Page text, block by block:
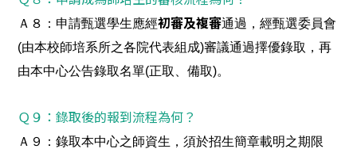
Ａ８：申請甄選學生應經初審及複審通過，經甄選委員會
(由本校師培系所之各院代表組成)審議通過擇優錄取，再
由本中心公告錄取名單(正取、備取)。
Ｑ９：錄取後的報到流程為何？
Ａ９：錄取本中心之師資生，須於招生簡章載明之期限